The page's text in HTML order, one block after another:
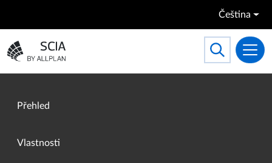
Čeština
Přejít na domovskou stránku
Toggle
Search
Přehled
Vlastnosti